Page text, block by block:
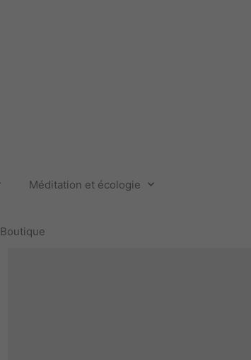
Méditation et écologie
Boutique